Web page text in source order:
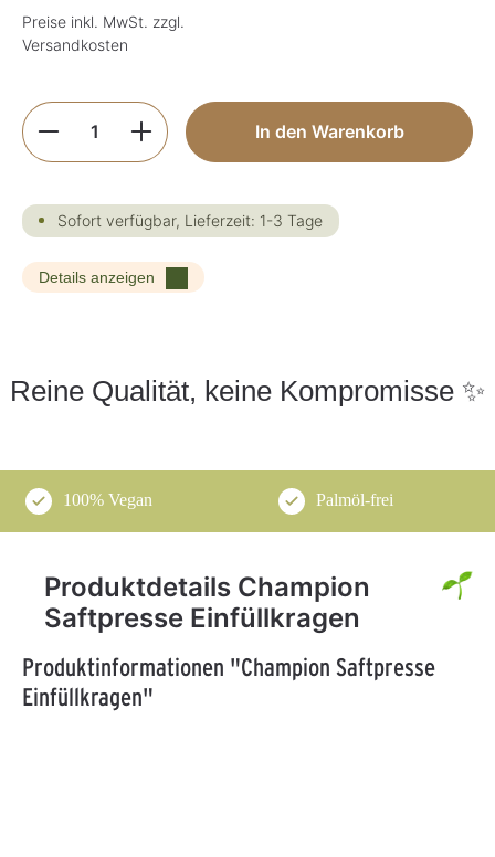
Preise inkl. MwSt. zzgl.
Versandkosten
Produkt Anzahl: Gib den gewünschten
In den Warenkorb
Sofort verfügbar, Lieferzeit: 1-3 Tage
Details anzeigen
Reine Qualität, keine Kompromisse ✨
100% Vegan Palmöl-frei
Produktdetails Champion
Saftpresse Einfüllkragen
Produktinformationen "Champion Saftpresse
Einfüllkragen"